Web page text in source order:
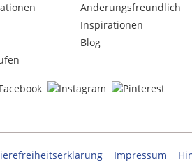
Änderungsfreundlich
Inspirationen
Blog
Impressum